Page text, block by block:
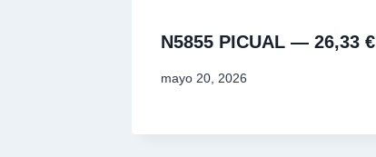
N5855 PICUAL — 26,33 €
mayo 20, 2026